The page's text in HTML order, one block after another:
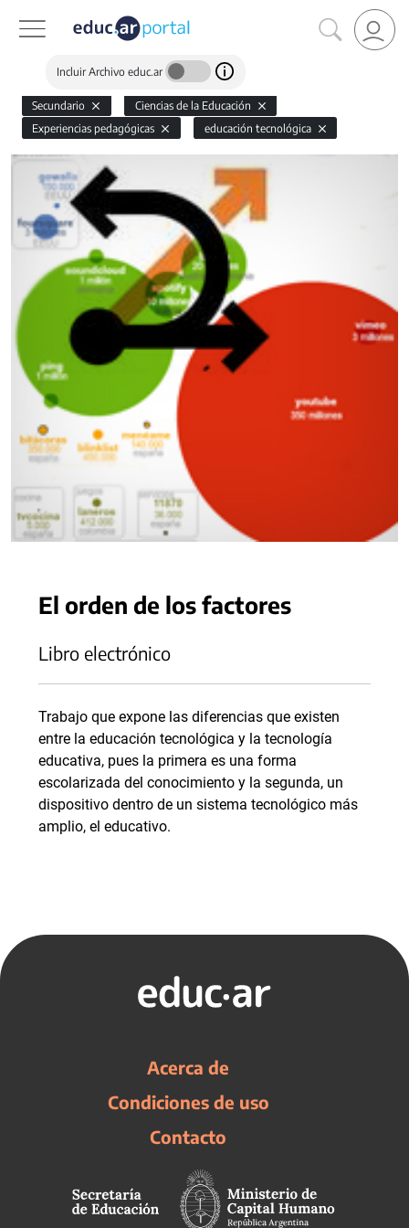
Incluir Archivo educ.ar
Secundario
Ciencias de la Educación
Experiencias pedagógicas
educación tecnológica
El orden de los factores
Libro electrónico
Trabajo que expone las diferencias que existen
entre la educación tecnológica y la tecnología
educativa, pues la primera es una forma
escolarizada del conocimiento y la segunda, un
dispositivo dentro de un sistema tecnológico más
amplio, el educativo.
Acerca de
Condiciones de uso
Contacto